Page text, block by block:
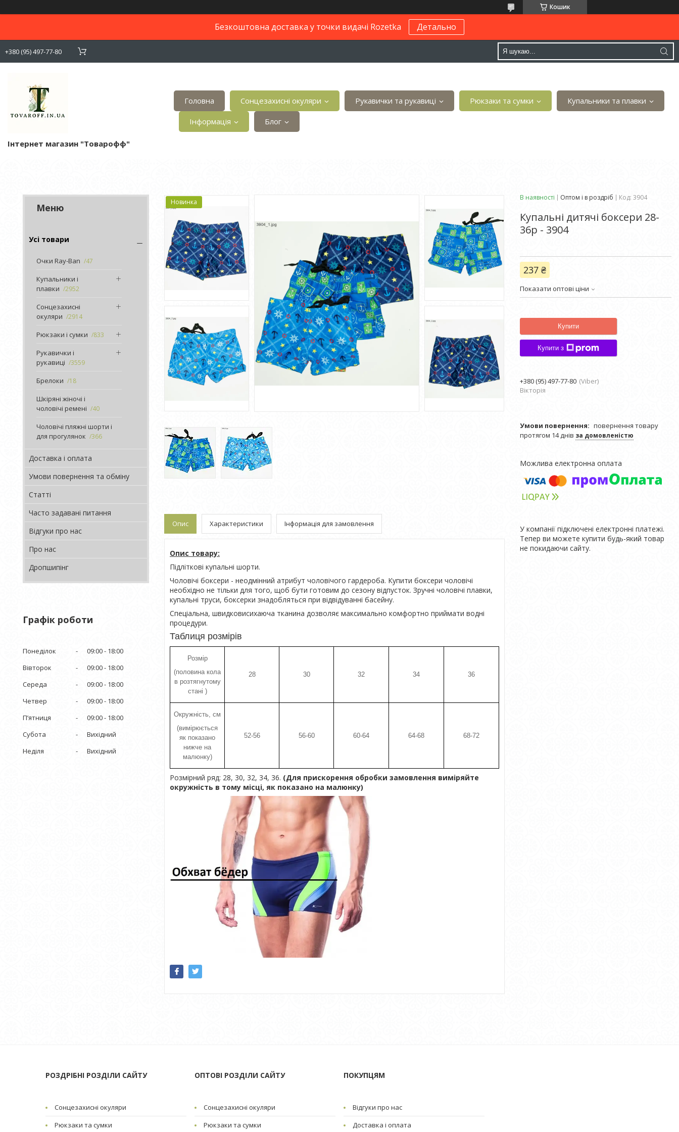
Кошик
Безкоштовна доставка у точки видачі Rozetka Детально
+380 (95) 497-77-80
Інтернет магазин "Товарофф"
Головна Сонцезахисні окуляри Рукавички та рукавиці Рюкзаки та сумки Купальники та плавки
Інформація Блог
Усі товари
Очки Ray-Ban 47
Купальники і
плавки
2952
Сонцезахисні
окуляри
2914
Рюкзаки і сумки 833
Рукавички і
рукавиці
3559
Брелоки 18
Шкіряні жіночі і
чоловічі ремені
40
Чоловічі пляжні шорти і
для прогулянок
366
Доставка і оплата
Умови повернення та обміну
Статті
Часто задавані питання
Відгуки про нас
Про нас
Дропшипінг
Графік роботи
Понеділок 09:00
18:00
Вівторок
09:00
18:00
Середа
09:00
18:00
Четвер
09:00
18:00
Пʼятниця
09:00
18:00
Субота
Вихідний
Неділя
Вихідний
Новинка
Опис Характеристики Інформація для замовлення
Опис товару:
Підліткові купальні шорти.
Чоловічі боксери - неодмінний атрибут чоловічого гардероба. Купити боксери чоловічі
необхідно не тільки для того, щоб бути готовим до сезону відпусток. Зручні чоловічі плавки,
купальні труси, боксерки знадобляться при відвідуванні басейну.
Спеціальна, швидковисихаюча тканина дозволяє максимально комфортно приймати водні
процедури.
Таблиця розмірів
Розмір
(половина кола
в розтягнутому
стані )
28 30 32 34 36
Окружність, см
(вимірюється
як показано
нижче на
малюнку)
52-56 56-60 60-64 64-68 68-72
Розмірний ряд: 28, 30, 32, 34, 36. (Для прискорення обробки замовлення виміряйте
окружність в тому місці, як показано на малюнку)
В наявності Оптом і в роздріб Код: 3904
Купальні дитячі боксери 28-
36р - 3904
237 ₴
Показати оптові ціни
Купити
Купити з
+380 (95) 497-77-80 Viber
Вікторія
повернення товару
протягом 14 днів за домовленістю
У компанії підключені електронні платежі.
Тепер ви можете купити будь-який товар
не покидаючи сайту.
РОЗДРІБНІ РОЗДІЛИ САЙТУ
Сонцезахисні окуляри
Рюкзаки та сумки
ОПТОВІ РОЗДІЛИ САЙТУ
Сонцезахисні окуляри
Рюкзаки та сумки
ПОКУПЦЯМ
Відгуки про нас
Доставка і оплата